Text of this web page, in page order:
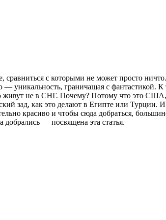
сравниться с которыми не может просто
уникальность, граничащая с фантастикой.
не в СНГ. Почему? Потому что это США,
зад, как это делают в Египте или
красиво и чтобы сюда добраться,
добрались — посвящена эта статья.